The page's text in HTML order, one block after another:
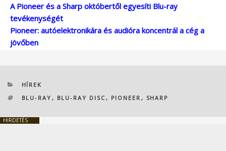
A Pioneer és a Sharp októbertől egyesíti Blu-ray
tevékenységét
Pioneer: autóelektronikára és audióra koncentrál a cég a
jövőben
KATEGÓRIÁK
HÍREK
CÍMKÉK
BLU-RAY , BLU-RAY DISC , PIONEER , SHARP
HIRDETÉS